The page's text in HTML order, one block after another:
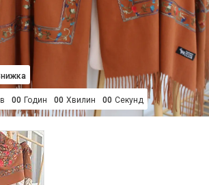
00 Годин 00 Хвилин 00 Секунд